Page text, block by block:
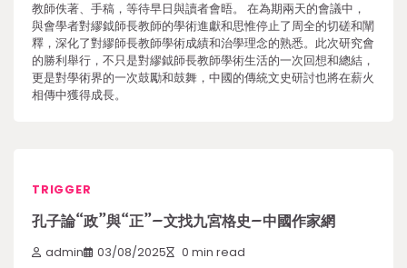
教師佚著、手稿，等待早日與讀者會晤。 在為期兩天的會議中，
與會學者對繆鉞師長教師的學術進獻和思惟停止了周全的切磋和闡
釋，深化了對繆師長教師學術成績和治學理念的熟悉。此次研究會
的勝利舉行，不只是對繆鉞師長教師學術生活的一次回想和總結，
更是對學術界的一次鼓勵和鼓舞，中國的傳統文史研討也將在薪火
相傳中獲得成長。
TRIGGER
孔子論“政”與“正”–文找九宮格史–中國作家網
admin 03/08/2025 0 min read